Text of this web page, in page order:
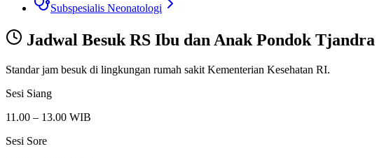
Subspesialis Neonatologi
Jadwal BesukRS Ibu dan Anak Pondok Tjandra
Standar jam besuk di lingkungan rumah sakit Kementerian Kesehatan RI.
Sesi Siang
11.00 – 13.00 WIB
Sesi Sore